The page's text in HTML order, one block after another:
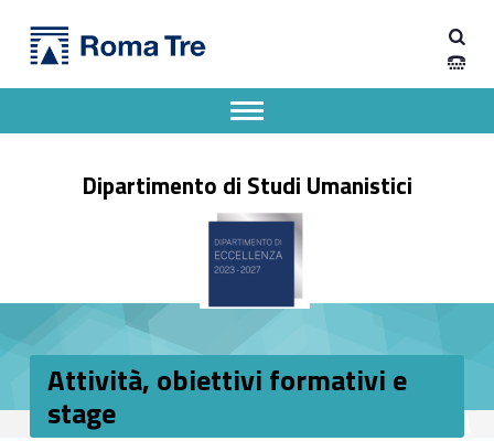
Attività, obiettivi formativi e stage - Dipartimento di Studi Umanistici
Dipartimento di Studi Umanistici
Apri il menu secondario
Header info sidebar
Attività, obiettivi formativi e
stage